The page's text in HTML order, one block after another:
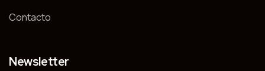
Contacto
Newsletter